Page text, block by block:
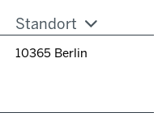
Standort
10365 Berlin